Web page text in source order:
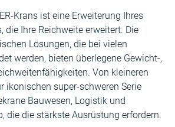
Krans ist eine Erweiterung Ihres
die Ihre Reichweite erweitert. Die
Lösungen, die bei vielen
werden, bieten überlegene Gewicht-,
Von kleineren
ikonischen super-schweren Serie
Bauwesen, Logistik und
die die stärkste Ausrüstung erfordern.